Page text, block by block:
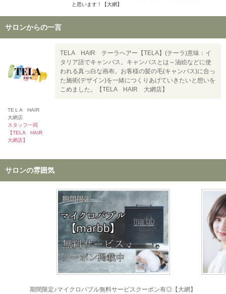
と思います！【大網】
サロンからの一言
TEＬA HAIR
大網店
スタッフ一同
【TELA HAIR
大網店】
TELA HAIR テーラヘアー【TELA】(テーラ)意味：イ
タリア語でキャンバス。キャンバスとは～油絵などに使
われる真っ白な画布。お客様の髪の毛(キャンバス)に合っ
た施術(デザイン)を一緒につくりあげていきたいと想いを
こめました。【TELA HAIR 大網店】
サロンの雰囲気
期間限定♪マイクロバブル無料サービスクーポン有◎【大網】